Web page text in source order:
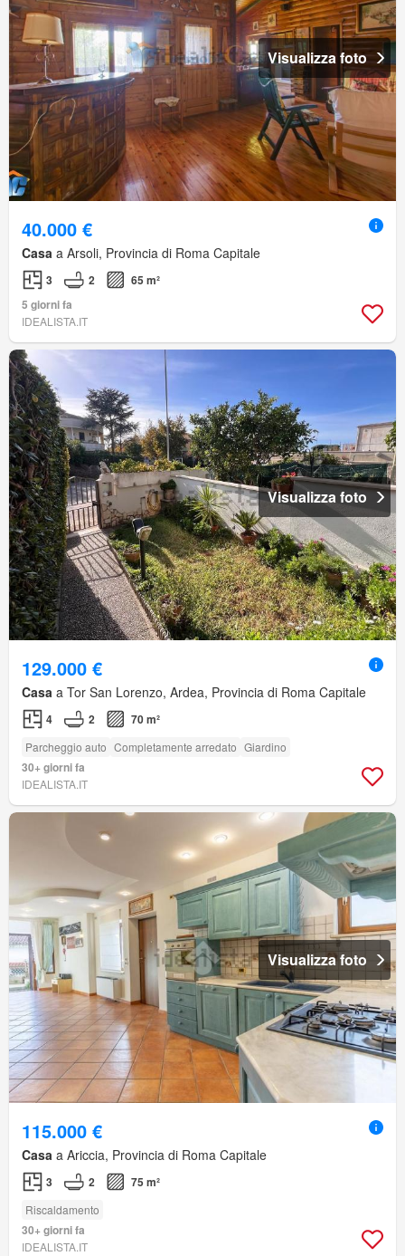
Visualizza foto
40.000 €
Casa a Arsoli, Provincia di Roma Capitale
3 2
65 m²
5 giorni fa
IDEALISTA.IT
Visualizza foto
129.000 €
Casa a Tor San Lorenzo, Ardea, Provincia di Roma Capitale
4 2 70 m²
Parcheggio auto Completamente arredato Giardino
30+ giorni fa
IDEALISTA.IT
Visualizza foto
115.000 €
Casa a Ariccia, Provincia di Roma Capitale
3 2 75 m²
Riscaldamento
30+ giorni fa
IDEALISTA.IT